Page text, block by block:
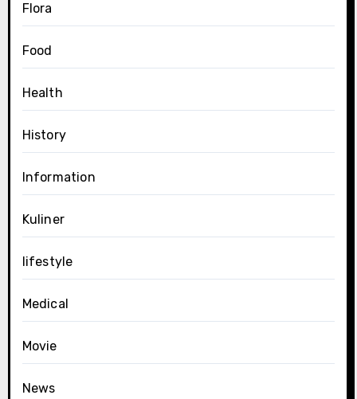
Flora
Food
Health
History
Information
Kuliner
lifestyle
Medical
Movie
News